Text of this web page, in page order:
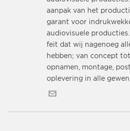
aanpak van het
garant voor
audiovisuele
feit dat wij nagenoeg
hebben; van concept
opnamen, montage,
oplevering in alle